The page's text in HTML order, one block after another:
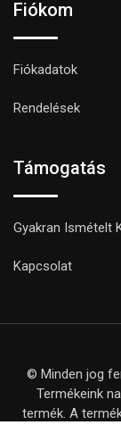
Fiókom
Fiókadatok
Rendelések
Támogatás
Gyakran Ismételt
Kapcsolat
© Minden jog
Termékeink
termék. A